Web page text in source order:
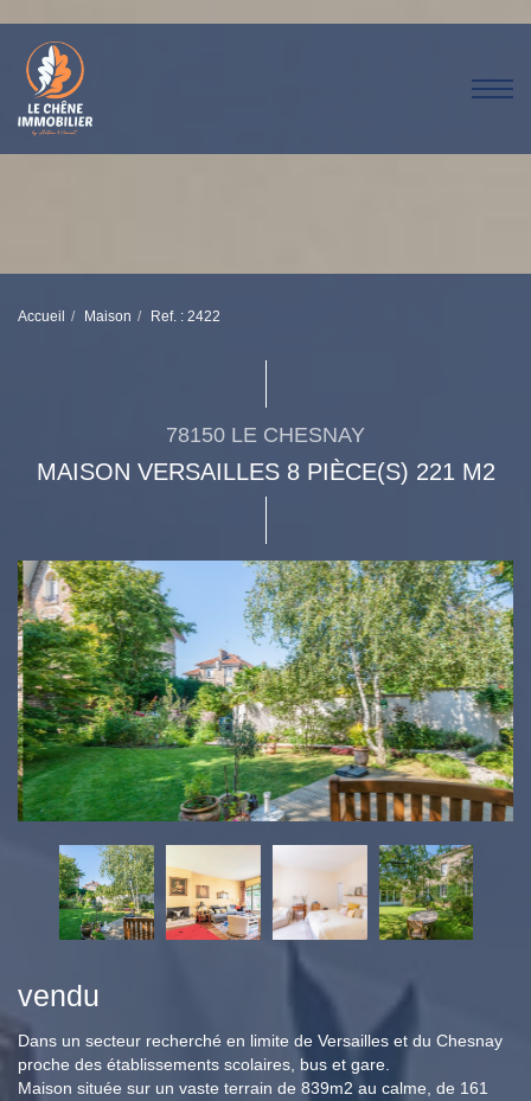
Accueil Maison Ref. : 2422
78150 LE CHESNAY
MAISON VERSAILLES 8 PIÈCE(S) 221 M2
vendu
Dans un secteur recherché en limite de Versailles et du Chesnay
proche des établissements scolaires, bus et gare.
Maison située sur un vaste terrain de 839m2 au calme, de 161